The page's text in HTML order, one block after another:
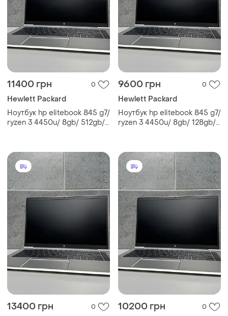
11400 грн 0
Hewlett Packard
Ноутбук hp elitebook 845 g7/
ryzen 3 4450u/ 8gb/ 512gb/
9600 грн 0
Hewlett Packard
Ноутбук hp elitebook 845 g7/
ryzen 3 4450u/ 8gb/ 128gb/
13400 грн 0 10200 грн 0